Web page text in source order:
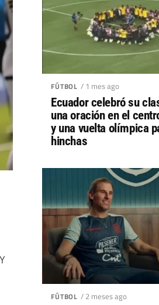
FÚTBOL / 1 mes ago
Ecuador celebró su
una oración en el
y una vuelta olímpica
hinchas
FÚTBOL / 2 meses ago